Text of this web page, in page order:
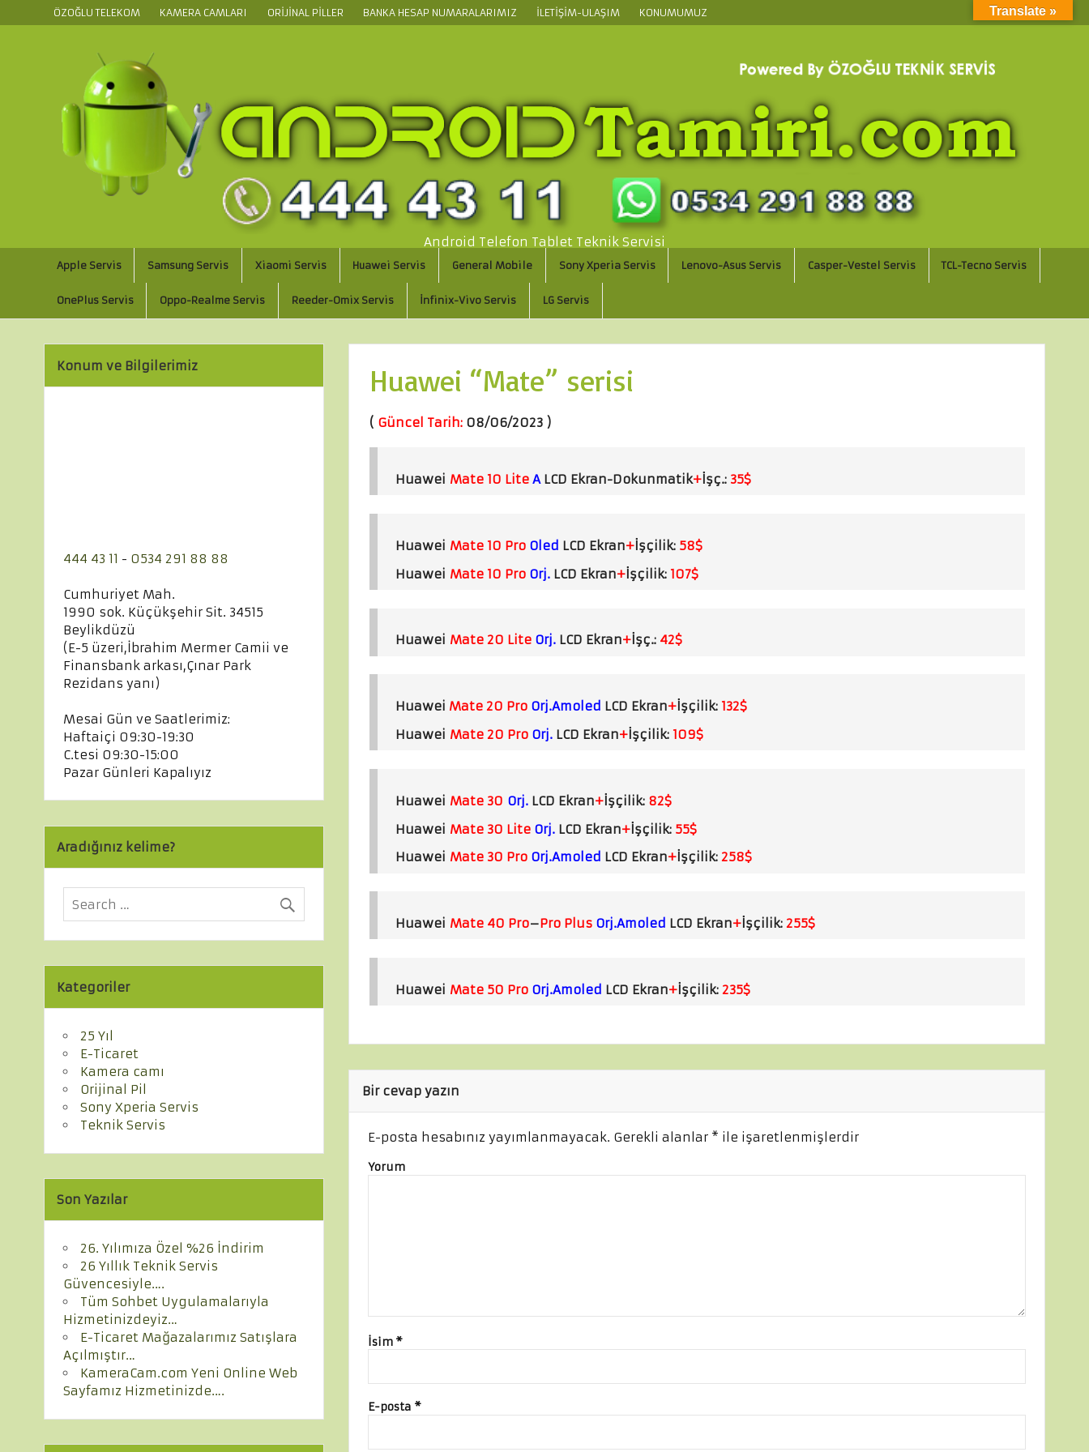
ÖZOĞLU TELEKOM KAMERA CAMLARI ORIJINAL PILLER BANKA HESAP NUMARALARIMIZ İLETIŞIM-ULAŞIM KONUMUMUZ
Android Telefon Tablet Teknik Servisi
Apple Servis Samsung Servis Xiaomi Servis Huawei Servis General Mobile Sony Xperia Servis Lenovo-Asus Servis Casper-Vestel Servis TCL-Tecno Servis
OnePlus Servis Oppo-Realme Servis Reeder-Omix Servis İnfinix-Vivo Servis LG Servis
Huawei “Mate” serisi
( Güncel Tarih:08/06/2023 )
Huawei Mate 10 Lite ALCD Ekran-Dokunmatik+İşç.: 35$
Huawei Mate 10 Pro Oled LCD Ekran+İşçilik: 58$
Huawei Mate 10 Pro Orj. LCD Ekran+İşçilik: 107$
Huawei Mate 20 Lite Orj. LCD Ekran+ İşç.: 42$
Huawei Mate 20 Pro Orj.Amoled LCD Ekran+ İşçilik: 132$
Huawei Mate 20 Pro Orj. LCD Ekran+İşçilik: 109$
Huawei Mate 30 Orj. LCD Ekran+İşçilik: 82$
Huawei Mate 30 Lite Orj. LCD Ekran+İşçilik: 55$
Huawei Mate 30 Pro Orj.Amoled LCD Ekran+ İşçilik:258$
Huawei Mate 40 Pro–Pro Plus Orj.Amoled LCD Ekran+ İşçilik:255$
Huawei Mate 50 Pro Orj.Amoled LCD Ekran+İşçilik:235$
Bir cevap yazın
E-posta hesabınız yayımlanmayacak. Gerekli alanlar * ile işaretlenmişlerdir
Yorum
İsim *
E-posta *
Konum ve Bilgilerimiz
444 43 11 - 0534 291 88 88
Cumhuriyet Mah.
1990 sok. Küçükşehir Sit. 34515
Beylikdüzü
(E-5 üzeri,İbrahim Mermer Camii ve
Finansbank arkası,Çınar Park
Rezidans yanı)
Mesai Gün ve Saatlerimiz:
Haftaiçi 09:30-19:30
C.tesi 09:30-15:00
Pazar Günleri Kapalıyız
Aradığınız kelime?
Kategoriler
25 Yıl
E-Ticaret
Kamera camı
Orijinal Pil
Sony Xperia Servis
Teknik Servis
Son Yazılar
26. Yılımıza Özel %26 İndirim
26 Yıllık Teknik Servis
Güvencesiyle….
Tüm Sohbet Uygulamalarıyla
Hizmetinizdeyiz…
E-Ticaret Mağazalarımız Satışlara
Açılmıştır…
KameraCam.com Yeni Online Web
Sayfamız Hizmetinizde….
Translate »